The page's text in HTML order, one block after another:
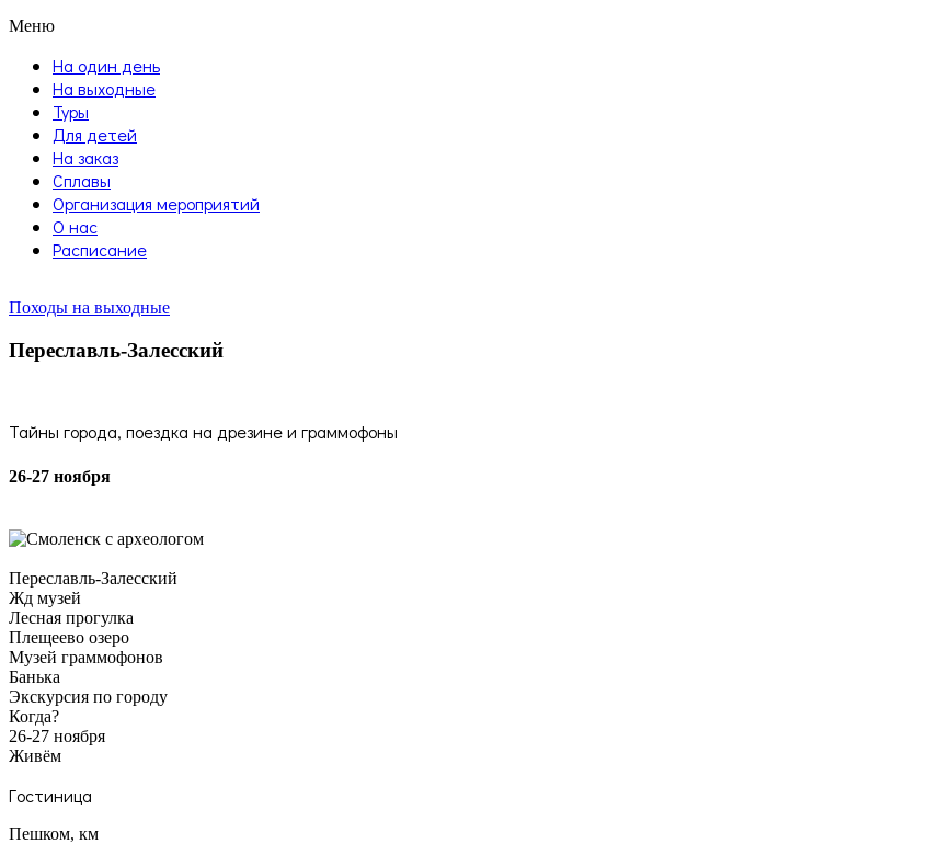
Меню
На один день
На выходные
Туры
Для детей
На заказ
Сплавы
Организация мероприятий
О нас
Расписание
Походы на выходные
Переславль-Залесский
Тайны города, поездка на дрезине и граммофоны
26-27 ноября
Переславль-Залесский
Жд музей
Лесная прогулка
Плещеево озеро
Музей граммофонов
Банька
Экскурсия по городу
Когда?
26-27 ноября
Живём
Гостиница
Пешком, км